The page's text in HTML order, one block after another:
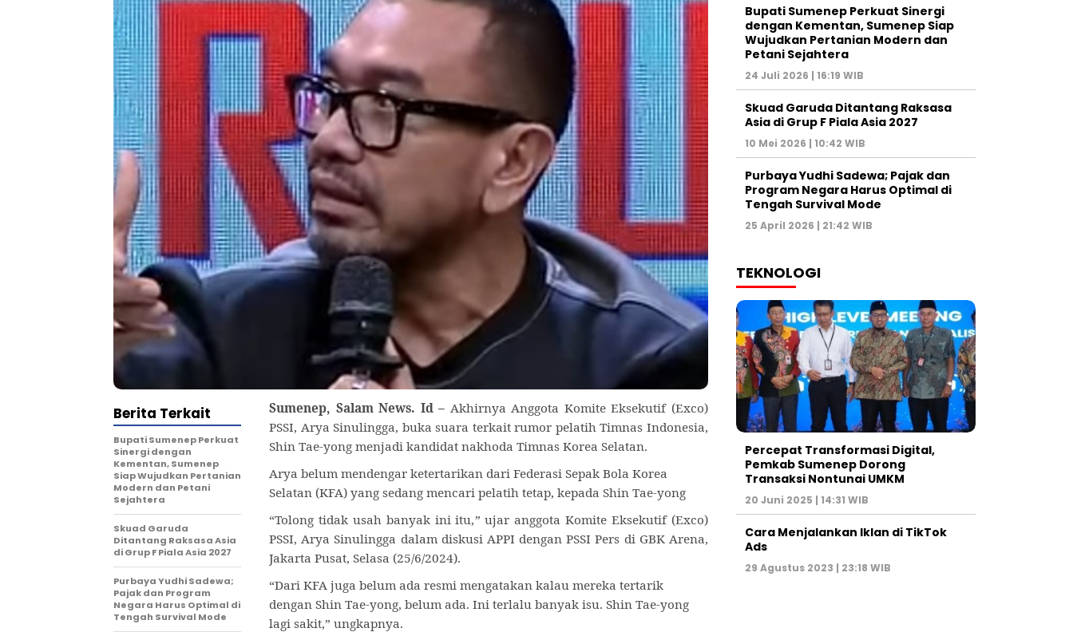
Sumenep, Salam News. Id – Akhirnya Anggota Komite Eksekutif (Exco)
PSSI, Arya Sinulingga, buka suara terkait rumor pelatih Timnas Indonesia,
Shin Tae-yong menjadi kandidat nakhoda Timnas Korea Selatan.
Arya belum mendengar ketertarikan dari Federasi Sepak Bola Korea
Selatan (KFA) yang sedang mencari pelatih tetap, kepada Shin Tae-yong
“Tolong tidak usah banyak ini itu,” ujar anggota Komite Eksekutif (Exco)
PSSI, Arya Sinulingga dalam diskusi APPI dengan PSSI Pers di GBK Arena,
Jakarta Pusat, Selasa (25/6/2024).
“Dari KFA juga belum ada resmi mengatakan kalau mereka tertarik
dengan Shin Tae-yong, belum ada. Ini terlalu banyak isu. Shin Tae-yong
lagi sakit,” ungkapnya.
Berita Terkait
Bupati Sumenep Perkuat
Sinergi dengan
Kementan, Sumenep
Siap Wujudkan Pertanian
Modern dan Petani
Sejahtera
Skuad Garuda
Ditantang Raksasa Asia
di Grup F Piala Asia 2027
Purbaya Yudhi Sadewa;
Pajak dan Program
Negara Harus Optimal di
Tengah Survival Mode
Bupati Sumenep Perkuat Sinergi
dengan Kementan, Sumenep Siap
Wujudkan Pertanian Modern dan
Petani Sejahtera
24 Juli 2026 | 16:19 WIB
Skuad Garuda Ditantang Raksasa
Asia di Grup F Piala Asia 2027
10 Mei 2026 | 10:42 WIB
Purbaya Yudhi Sadewa; Pajak dan
Program Negara Harus Optimal di
Tengah Survival Mode
25 April 2026 | 21:42 WIB
TEKNOLOGI
Percepat Transformasi Digital,
Pemkab Sumenep Dorong
Transaksi Nontunai UMKM
20 Juni 2025 | 14:31 WIB
Cara Menjalankan Iklan di TikTok
Ads
29 Agustus 2023 | 23:18 WIB